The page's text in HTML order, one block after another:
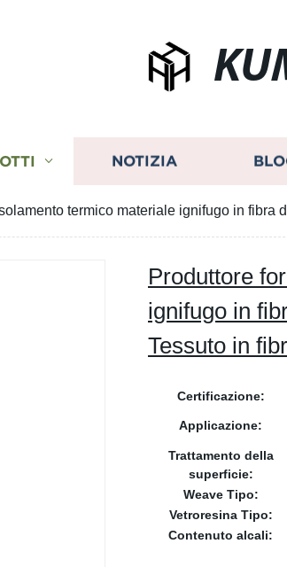
NOTIZIA
termico materiale ignifugo in
Produttore
ignifugo in
Tessuto in
Certificazione:
Applicazione:
Trattamento della
superficie:
Weave Tipo:
Vetroresina Tipo:
Contenuto alcali: